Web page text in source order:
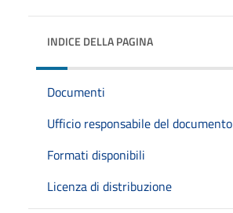
INDICE DELLA PAGINA
Documenti
Ufficio responsabile del documento
Formati disponibili
Licenza di distribuzione